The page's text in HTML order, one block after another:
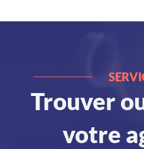
Trouver
votre